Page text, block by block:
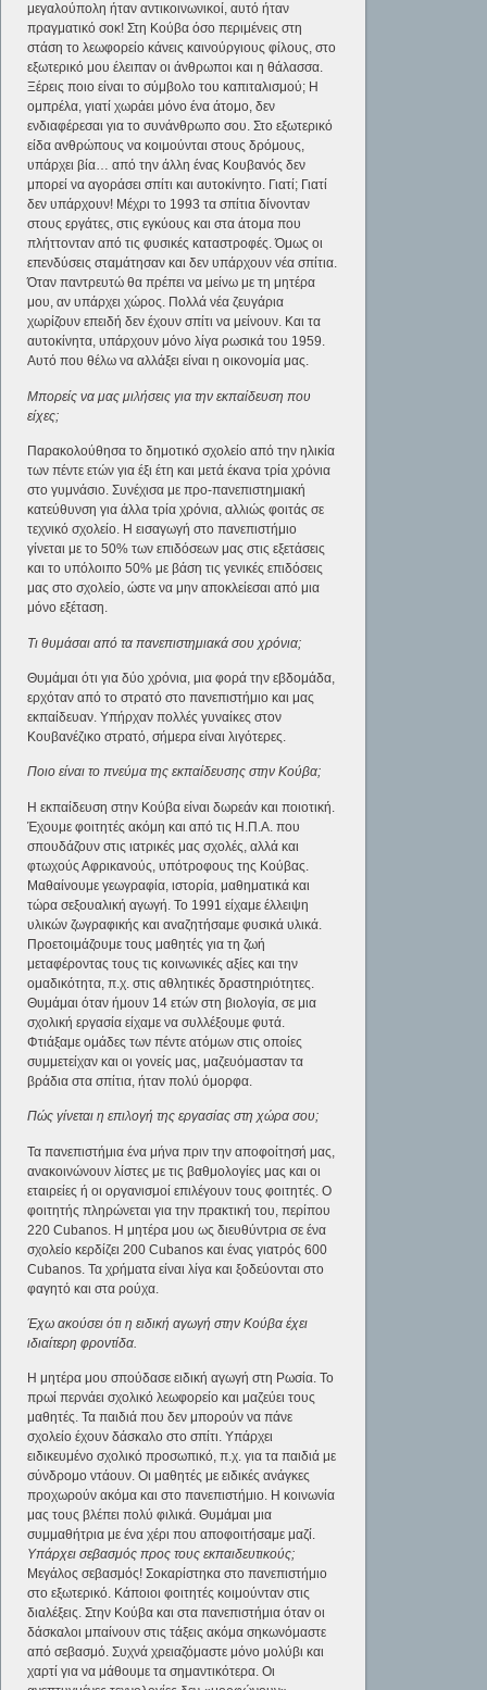
μεγαλούπολη ήταν αντικοινωνικοί, αυτό ήταν
πραγματικό σοκ! Στη Κούβα όσο περιμένεις στη
στάση το λεωφορείο κάνεις καινούργιους φίλους, στο
εξωτερικό μου έλειπαν οι άνθρωποι και η θάλασσα.
Ξέρεις ποιο είναι το σύμβολο του καπιταλισμού; Η
ομπρέλα, γιατί χωράει μόνο ένα άτομο, δεν
ενδιαφέρεσαι για το συνάνθρωπο σου. Στο εξωτερικό
είδα ανθρώπους να κοιμούνται στους δρόμους,
υπάρχει βία… από την άλλη ένας Κουβανός δεν
μπορεί να αγοράσει σπίτι και αυτοκίνητο. Γιατί; Γιατί
δεν υπάρχουν! Μέχρι το 1993 τα σπίτια δίνονταν
στους εργάτες, στις εγκύους και στα άτομα που
πλήττονταν από τις φυσικές καταστροφές. Όμως οι
επενδύσεις σταμάτησαν και δεν υπάρχουν νέα σπίτια.
Όταν παντρευτώ θα πρέπει να μείνω με τη μητέρα
μου, αν υπάρχει χώρος. Πολλά νέα ζευγάρια
χωρίζουν επειδή δεν έχουν σπίτι να μείνουν. Και τα
αυτοκίνητα, υπάρχουν μόνο λίγα ρωσικά του 1959.
Αυτό που θέλω να αλλάξει είναι η οικονομία μας.
Μπορείς να μας μιλήσεις για την εκπαίδευση που
είχες;
Παρακολούθησα το δημοτικό σχολείο από την ηλικία
των πέντε ετών για έξι έτη και μετά έκανα τρία χρόνια
στο γυμνάσιο. Συνέχισα με προ-πανεπιστημιακή
κατεύθυνση για άλλα τρία χρόνια, αλλιώς φοιτάς σε
τεχνικό σχολείο. Η εισαγωγή στο πανεπιστήμιο
γίνεται με το 50% των επιδόσεων μας στις εξετάσεις
και το υπόλοιπο 50% με βάση τις γενικές επιδόσεις
μας στο σχολείο, ώστε να μην αποκλείεσαι από μια
μόνο εξέταση.
Τι θυμάσαι από τα πανεπιστημιακά σου χρόνια;
Θυμάμαι ότι για δύο χρόνια, μια φορά την εβδομάδα,
ερχόταν από το στρατό στο πανεπιστήμιο και μας
εκπαίδευαν. Υπήρχαν πολλές γυναίκες στον
Κουβανέζικο στρατό, σήμερα είναι λιγότερες.
Ποιο είναι το πνεύμα της εκπαίδευσης στην Κούβα;
Η εκπαίδευση στην Κούβα είναι δωρεάν και ποιοτική.
Έχουμε φοιτητές ακόμη και από τις Η.Π.Α. που
σπουδάζουν στις ιατρικές μας σχολές, αλλά και
φτωχούς Αφρικανούς, υπότροφους της Κούβας.
Μαθαίνουμε γεωγραφία, ιστορία, μαθηματικά και
τώρα σεξουαλική αγωγή. Το 1991 είχαμε έλλειψη
υλικών ζωγραφικής και αναζητήσαμε φυσικά υλικά.
Προετοιμάζουμε τους μαθητές για τη ζωή
μεταφέροντας τους τις κοινωνικές αξίες και την
ομαδικότητα, π.χ. στις αθλητικές δραστηριότητες.
Θυμάμαι όταν ήμουν 14 ετών στη βιολογία, σε μια
σχολική εργασία είχαμε να συλλέξουμε φυτά.
Φτιάξαμε ομάδες των πέντε ατόμων στις οποίες
συμμετείχαν και οι γονείς μας, μαζευόμασταν τα
βράδια στα σπίτια, ήταν πολύ όμορφα.
Πώς γίνεται η επιλογή της εργασίας στη χώρα σου;
Τα πανεπιστήμια ένα μήνα πριν την αποφοίτησή μας,
ανακοινώνουν λίστες με τις βαθμολογίες μας και οι
εταιρείες ή οι οργανισμοί επιλέγουν τους φοιτητές. Ο
φοιτητής πληρώνεται για την πρακτική του, περίπου
220 Cubanos. Η μητέρα μου ως διευθύντρια σε ένα
σχολείο κερδίζει 200 Cubanos και ένας γιατρός 600
Cubanos. Τα χρήματα είναι λίγα και ξοδεύονται στο
φαγητό και στα ρούχα.
Έχω ακούσει ότι η ειδική αγωγή στην Κούβα έχει
ιδιαίτερη φροντίδα.
Η μητέρα μου σπούδασε ειδική αγωγή στη Ρωσία. Το
πρωί περνάει σχολικό λεωφορείο και μαζεύει τους
μαθητές. Τα παιδιά που δεν μπορούν να πάνε
σχολείο έχουν δάσκαλο στο σπίτι. Υπάρχει
ειδικευμένο σχολικό προσωπικό, π.χ. για τα παιδιά με
σύνδρομο ντάουν. Οι μαθητές με ειδικές ανάγκες
προχωρούν ακόμα και στο πανεπιστήμιο. Η κοινωνία
μας τους βλέπει πολύ φιλικά. Θυμάμαι μια
συμμαθήτρια με ένα χέρι που αποφοιτήσαμε μαζί.
Υπάρχει σεβασμός προς τους εκπαιδευτικούς;
Μεγάλος σεβασμός! Σοκαρίστηκα στο πανεπιστήμιο
στο εξωτερικό. Κάποιοι φοιτητές κοιμούνταν στις
διαλέξεις. Στην Κούβα και στα πανεπιστήμια όταν οι
δάσκαλοι μπαίνουν στις τάξεις ακόμα σηκωνόμαστε
από σεβασμό. Συχνά χρειαζόμαστε μόνο μολύβι και
χαρτί για να μάθουμε τα σημαντικότερα. Οι